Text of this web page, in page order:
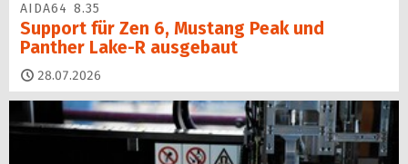
AIDA64 8.35
Support für Zen 6, Mustang Peak und
Panther Lake-R ausgebaut
28.07.2026